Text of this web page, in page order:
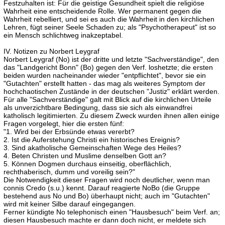
Festzuhalten ist: Für die geistige Gesundheit spielt die religiöse
Wahrheit eine entscheidende Rolle. Wer permanent gegen die
Wahrheit rebelliert, und sei es auch die Wahrheit in den kirchlichen
Lehren, fügt seiner Seele Schaden zu; als "Psychotherapeut" ist so
ein Mensch schlichtweg inakzeptabel.
IV. Notizen zu Norbert Leygraf
Norbert Leygraf (No) ist der dritte und letzte "Sachverständige", den
das "Landgericht Bonn" (Bo) gegen den Verf. loshetzte; die ersten
beiden wurden nacheinander wieder "entpflichtet", bevor sie ein
"Gutachten" erstellt hatten - das mag als weiteres Symptom der
hochchaotischen Zustände in der deutschen "Justiz" erklärt werden.
Für alle "Sachverständige" galt mit Blick auf die kirchlichen Urteile
als unverzichtbare Bedingung, dass sie sich als einwandfrei
katholisch legitimierten. Zu diesem Zweck wurden ihnen allen einige
Fragen vorgelegt, hier die ersten fünf:
"1. Wird bei der Erbsünde etwas vererbt?
2. Ist die Auferstehung Christi ein historisches Ereignis?
3. Sind akatholische Gemeinschaften Wege des Heiles?
4. Beten Christen und Muslime denselben Gott an?
5. Können Dogmen durchaus einseitig, oberflächlich,
rechthaberisch, dumm und voreilig sein?"
Die Notwendigkeit dieser Fragen wird noch deutlicher, wenn man
connis Credo (s.u.) kennt. Darauf reagierte NoBo (die Gruppe
bestehend aus No und Bo) überhaupt nicht; auch im "Gutachten"
wird mit keiner Silbe darauf eingegangen.
Ferner kündigte No telephonisch einen "Hausbesuch" beim Verf. an;
diesen Hausbesuch machte er dann doch nicht, er meldete sich